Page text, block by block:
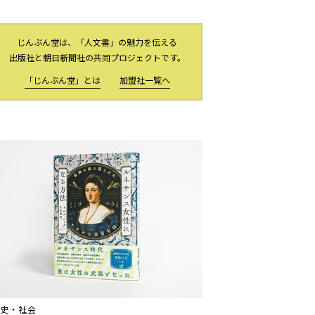
じんぶん堂は、「人文書」の魅力を伝える
出版社と朝日新聞社の共同プロジェクトです。
「じんぶん堂」とは
加盟社一覧へ
・社会